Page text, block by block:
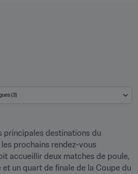
(3)
principales destinations du
prochains rendez-vous
accueillir deux matches de poule,
et un quart de finale de la Coupe du